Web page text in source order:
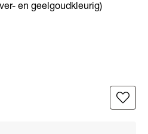
en geelgoudkleurig)